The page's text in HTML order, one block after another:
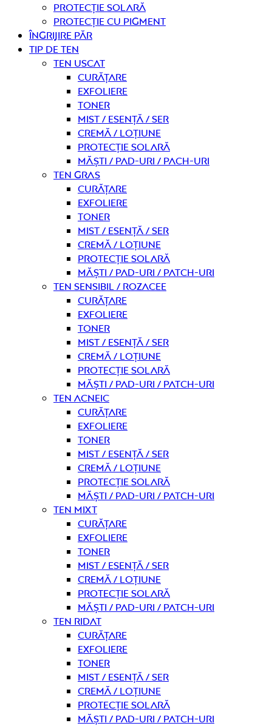
Protecție solară
Protecție cu pigment
Îngrijire PĂR
TIP DE TEN
Ten uscat
curățare
Exfoliere
Toner
Mist / Esență / Ser
Cremă / Loțiune
Protecție solară
Măști / Pad-uri / Pach-uri
Ten gras
curățare
Exfoliere
Toner
Mist / Esență / Ser
Cremă / Loțiune
Protecție solară
Măști / Pad-uri / Patch-uri
Ten sensibil / rozacee
curățare
Exfoliere
Toner
Mist / Esență / Ser
Cremă / Loțiune
Protecție solară
Măști / Pad-uri / Patch-uri
Ten acneic
curățare
Exfoliere
Toner
Mist / Esență / Ser
Cremă / Loțiune
Protecție solară
Măști / Pad-uri / Patch-uri
Ten mixt
curățare
Exfoliere
Toner
Mist / Esență / Ser
Cremă / Loțiune
Protecție solară
Măști / Pad-uri / Patch-uri
Ten ridat
curățare
Exfoliere
Toner
Mist / Esență / Ser
Cremă / Loțiune
Protecție solară
Măști / Pad-uri / Patch-uri